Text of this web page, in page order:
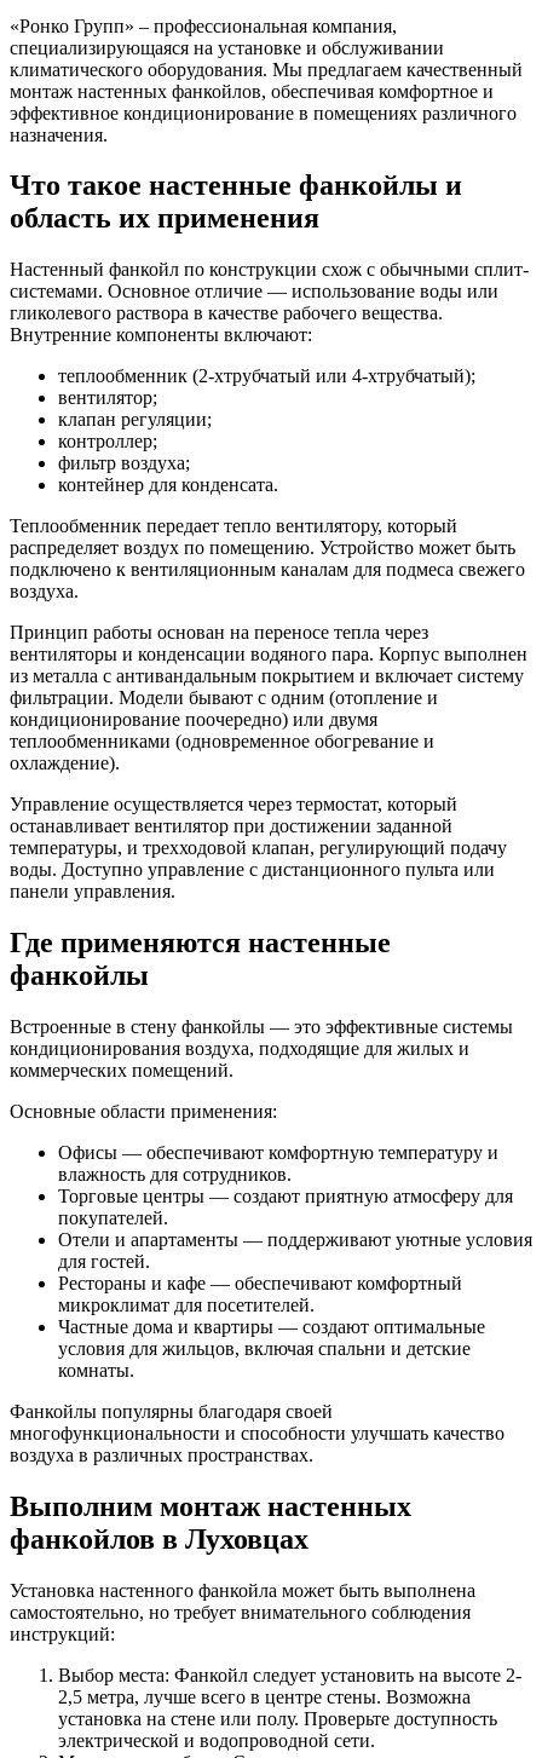
«Ронко Групп» – профессиональная компания,
специализирующаяся на установке и обслуживании
климатического оборудования. Мы предлагаем качественный
монтаж настенных фанкойлов, обеспечивая комфортное и
эффективное кондиционирование в помещениях различного
назначения.
Что такое настенные фанкойлы и
область их применения
Настенный фанкойл по конструкции схож с обычными сплит-
системами. Основное отличие — использование воды или
гликолевого раствора в качестве рабочего вещества.
Внутренние компоненты включают:
теплообменник (2-хтрубчатый или 4-хтрубчатый);
вентилятор;
клапан регуляции;
контроллер;
фильтр воздуха;
контейнер для конденсата.
Теплообменник передает тепло вентилятору, который
распределяет воздух по помещению. Устройство может быть
подключено к вентиляционным каналам для подмеса свежего
воздуха.
Принцип работы основан на переносе тепла через
вентиляторы и конденсации водяного пара. Корпус выполнен
из металла с антивандальным покрытием и включает систему
фильтрации. Модели бывают с одним (отопление и
кондиционирование поочередно) или двумя
теплообменниками (одновременное обогревание и
охлаждение).
Управление осуществляется через термостат, который
останавливает вентилятор при достижении заданной
температуры, и трехходовой клапан, регулирующий подачу
воды. Доступно управление с дистанционного пульта или
панели управления.
Где применяются настенные
фанкойлы
Встроенные в стену фанкойлы — это эффективные системы
кондиционирования воздуха, подходящие для жилых и
коммерческих помещений.
Основные области применения:
Офисы — обеспечивают комфортную температуру и
влажность для сотрудников.
Торговые центры — создают приятную атмосферу для
покупателей.
Отели и апартаменты — поддерживают уютные условия
для гостей.
Рестораны и кафе — обеспечивают комфортный
микроклимат для посетителей.
Частные дома и квартиры — создают оптимальные
условия для жильцов, включая спальни и детские
комнаты.
Фанкойлы популярны благодаря своей
многофункциональности и способности улучшать качество
воздуха в различных пространствах.
Выполним монтаж настенных
фанкойлов в Луховцах
Установка настенного фанкойла может быть выполнена
самостоятельно, но требует внимательного соблюдения
инструкций:
Выбор места: Фанкойл следует установить на высоте 2-
2,5 метра, лучше всего в центре стены. Возможна
установка на стене или полу. Проверьте доступность
электрической и водопроводной сети.